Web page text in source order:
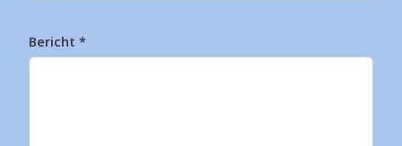
Bericht *